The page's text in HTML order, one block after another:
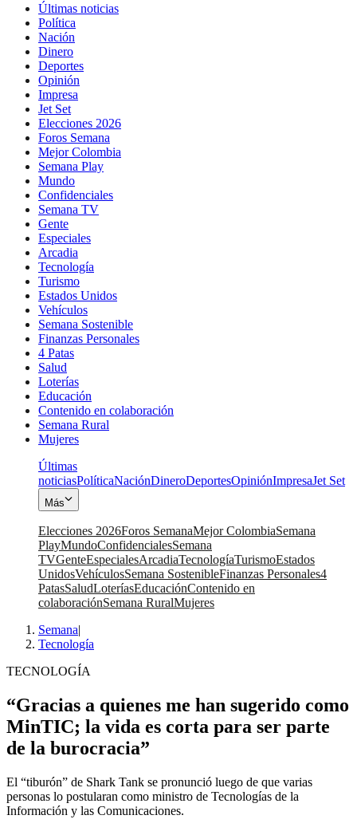
Últimas noticias
Política
Nación
Dinero
Deportes
Opinión
Impresa
Jet Set
Elecciones 2026
Foros Semana
Mejor Colombia
Semana Play
Mundo
Confidenciales
Semana TV
Gente
Especiales
Arcadia
Tecnología
Turismo
Estados Unidos
Vehículos
Semana Sostenible
Finanzas Personales
4 Patas
Salud
Loterías
Educación
Contenido en colaboración
Semana Rural
Mujeres
Últimas
noticiasPolíticaNaciónDineroDeportesOpiniónImpresaJet Set
Más
Elecciones 2026Foros SemanaMejor ColombiaSemana
PlayMundoConfidencialesSemana
TVGenteEspecialesArcadiaTecnologíaTurismoEstados
UnidosVehículosSemana SostenibleFinanzas Personales4
PatasSaludLoteríasEducaciónContenido en
colaboraciónSemana RuralMujeres
Semana|
Tecnología
TECNOLOGÍA
“Gracias a quienes me han sugerido como
MinTIC; la vida es corta para ser parte
de la burocracia”
El “tiburón” de Shark Tank se pronunció luego de que varias
personas lo postularan como ministro de Tecnologías de la
Información y las Comunicaciones.